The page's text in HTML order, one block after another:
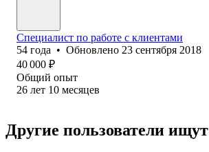
Специалист по работе с клиентами
54 года • Обновлено 23 сентября 2018
40 000 ₽
Общий опыт
26 лет 10 месяцев
Другие пользователи ищут